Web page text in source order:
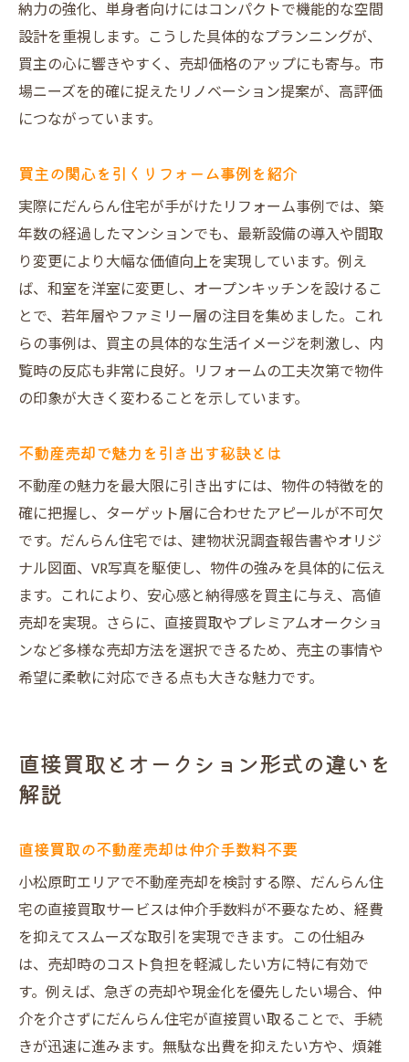
納力の強化、単身者向けにはコンパクトで機能的な空間
設計を重視します。こうした具体的なプランニングが、
買主の心に響きやすく、売却価格のアップにも寄与。市
場ニーズを的確に捉えたリノベーション提案が、高評価
につながっています。
買主の関心を引くリフォーム事例を紹介
実際にだんらん住宅が手がけたリフォーム事例では、築
年数の経過したマンションでも、最新設備の導入や間取
り変更により大幅な価値向上を実現しています。例え
ば、和室を洋室に変更し、オープンキッチンを設けるこ
とで、若年層やファミリー層の注目を集めました。これ
らの事例は、買主の具体的な生活イメージを刺激し、内
覧時の反応も非常に良好。リフォームの工夫次第で物件
の印象が大きく変わることを示しています。
不動産売却で魅力を引き出す秘訣とは
不動産の魅力を最大限に引き出すには、物件の特徴を的
確に把握し、ターゲット層に合わせたアピールが不可欠
です。だんらん住宅では、建物状況調査報告書やオリジ
ナル図面、VR写真を駆使し、物件の強みを具体的に伝え
ます。これにより、安心感と納得感を買主に与え、高値
売却を実現。さらに、直接買取やプレミアムオークショ
ンなど多様な売却方法を選択できるため、売主の事情や
希望に柔軟に対応できる点も大きな魅力です。
直接買取とオークション形式の違いを
解説
直接買取の不動産売却は仲介手数料不要
小松原町エリアで不動産売却を検討する際、だんらん住
宅の直接買取サービスは仲介手数料が不要なため、経費
を抑えてスムーズな取引を実現できます。この仕組み
は、売却時のコスト負担を軽減したい方に特に有効で
す。例えば、急ぎの売却や現金化を優先したい場合、仲
介を介さずにだんらん住宅が直接買い取ることで、手続
きが迅速に進みます。無駄な出費を抑えたい方や、煩雑